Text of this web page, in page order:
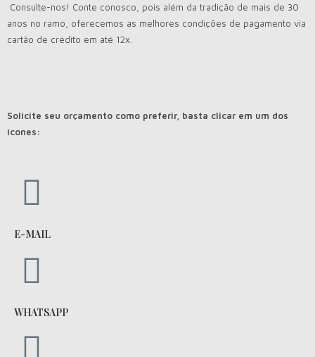
Consulte-nos! Conte conosco, pois além da tradição de mais de 30
anos no ramo, oferecemos as melhores condições de pagamento via
cartão de crédito em até 12x.
Solicite seu orçamento como preferir, basta clicar em um dos
ícones:
E-MAIL
WHATSAPP